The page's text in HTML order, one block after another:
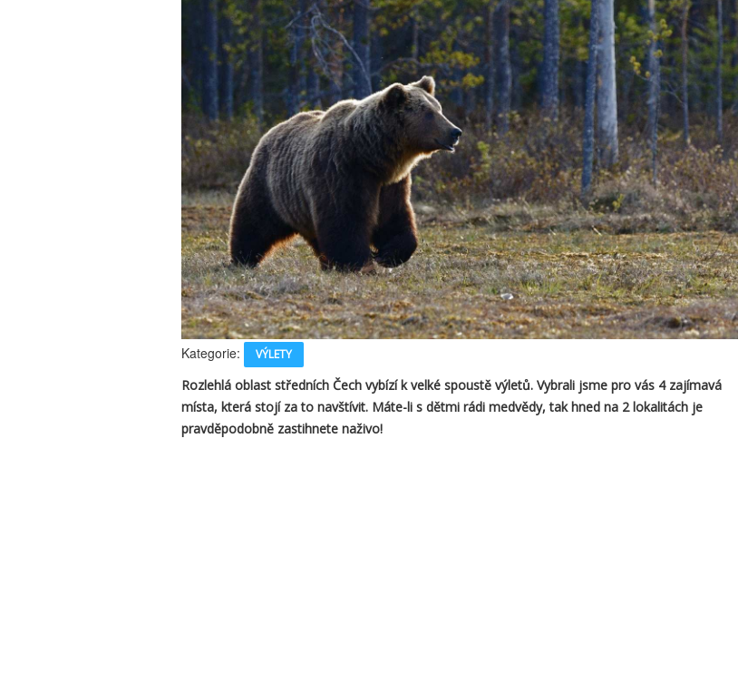
Kategorie: VÝLETY
Rozlehlá oblast středních Čech vybízí k velké spoustě výletů. Vybrali jsme pro vás 4 zajímavá
místa, která stojí za to navštívit. Máte-li s dětmi rádi medvědy, tak hned na 2 lokalitách je
pravděpodobně zastihnete naživo!